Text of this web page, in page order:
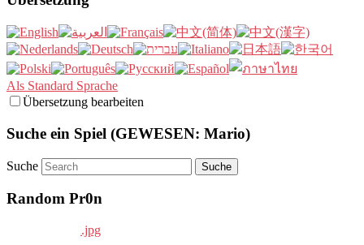
Als Standard Sprache
Übersetzung bearbeiten
Suche ein Spiel (GEWESEN: Mario)
Suche
Random Pr0n